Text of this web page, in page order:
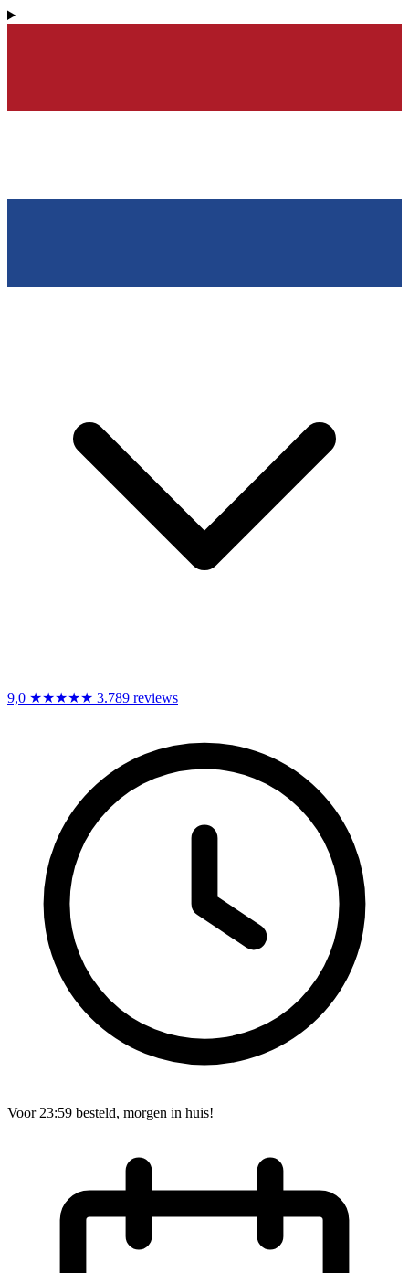
9,0 ★★★★★ 3.789 reviews
Voor 23:59 besteld, morgen in huis!